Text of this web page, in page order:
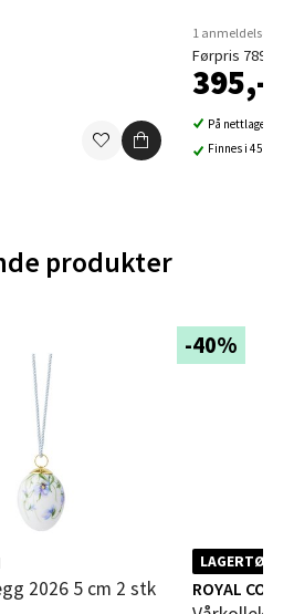
1 anmeldelse
Førpris 789,-
395,-
På nettlager
Finnes i 45
produkter
-40%
ROYAL
Storo